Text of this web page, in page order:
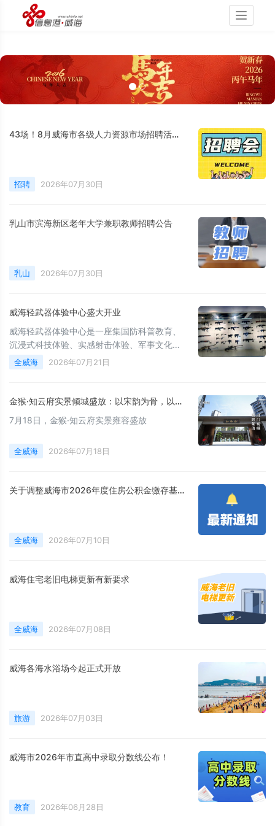
Toggle
43场！8月威海市各级人力资源市场招聘活动计划公布
招聘 2026年07月30日
乳山市滨海新区老年大学兼职教师招聘公告
乳山 2026年07月30日
威海轻武器体验中心盛大开业
威海轻武器体验中心是一座集国防科普教育、
沉浸式科技体验、实感射击体验、军事文化传
播于一体的综合性多功能体验场馆。
全威海 2026年07月21日
金猴·知云府实景倾城盛放：以宋韵为骨，以匠心为魂，敬呈一席东方隐奢生活范本
7月18日，金猴·知云府实景雍容盛放
全威海 2026年07月18日
关于调整威海市2026年度住房公积金缴存基数和比例的通知
全威海 2026年07月10日
威海住宅老旧电梯更新有新要求
全威海 2026年07月08日
威海各海水浴场今起正式开放
旅游 2026年07月03日
威海市2026年市直高中录取分数线公布！
教育 2026年06月28日